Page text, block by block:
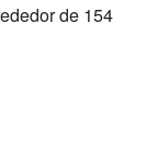
de 154